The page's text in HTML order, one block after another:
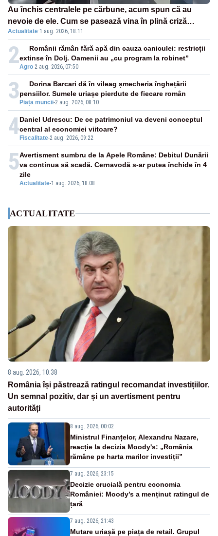
Au închis centralele pe cărbune, acum spun că au
nevoie de ele. Cum se pasează vina în plină criză
energetică
Actualitate·1 aug. 2026, 18:11
2Agro-2 aug. 2026, 07:50
Românii rămân fără apă din cauza caniculei: restricții
extinse în Dolj. Oamenii au „cu program la robinet”
3 Piața muncii-2 aug. 2026, 08:10
Dorina Barcari dă în vileag șmecheria înghețării
pensiilor. Sumele uriașe pierdute de fiecare român
4 Fiscalitate-2 aug. 2026, 09:22
Daniel Udrescu: De ce patrimoniul va deveni conceptul
central al economiei viitoare?
5
Actualitate-1 aug. 2026, 18:08
Avertisment sumbru de la Apele Române: Debitul Dunării
va continua să scadă. Cernavodă s-ar putea închide în 4
zile
ACTUALITATE
8 aug. 2026, 10:38
România își păstrează ratingul recomandat investițiilor.
Un semnal pozitiv, dar și un avertisment pentru
autorități
8 aug. 2026, 00:02
Ministrul Finanțelor, Alexandru Nazare,
reacție la decizia Moody's: „România
rămâne pe harta marilor investiții”
7 aug. 2026, 23:15
Decizie crucială pentru economia
României: Moody’s a menținut ratingul de
țară
7 aug. 2026, 21:43
Mutare uriașă pe piața de retail. Grupul